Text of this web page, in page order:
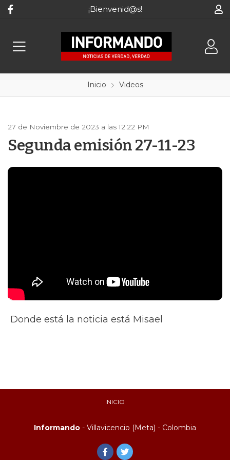
¡Bienvenid@s!
Inicio Videos
27 de Noviembre de 2023 a las 12:22 PM
Segunda emisión 27-11-23
Donde está la noticia está Misael
INICIO
Informando - Villavicencio (Meta) - Colombia